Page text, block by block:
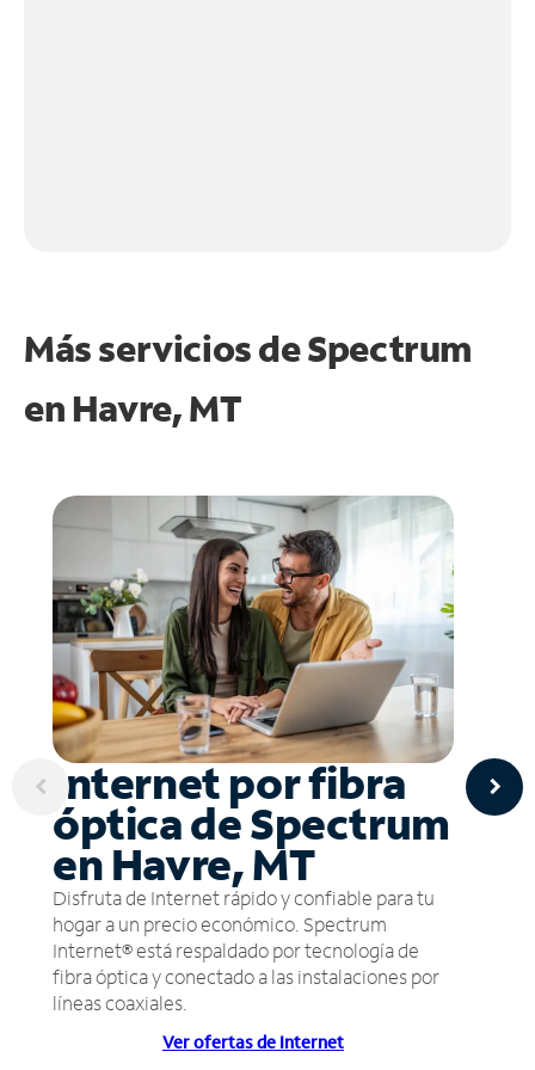
Más servicios de Spectrum
en Havre, MT
Internet por fibra
óptica de Spectrum
en Havre, MT
Disfruta de Internet rápido y confiable para tu
hogar a un precio económico. Spectrum
Internet® está respaldado por tecnología de
fibra óptica y conectado a las instalaciones por
líneas coaxiales.
Ver ofertas de Internet